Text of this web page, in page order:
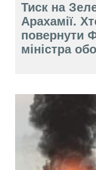
Тиск на
Арахамії.
повернути
міністра